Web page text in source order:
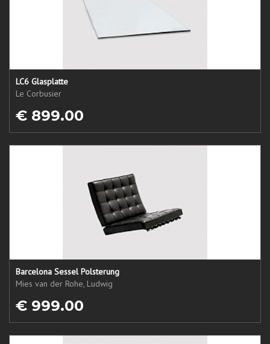
LC6 Glasplatte
Le Corbusier
€ 899.00
Barcelona Sessel Polsterung
Mies van der Rohe, Ludwig
€ 999.00